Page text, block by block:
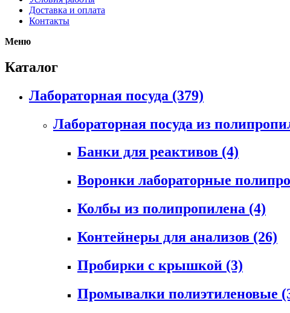
Доставка и оплата
Контакты
Меню
Каталог
Лабораторная посуда (379)
Лабораторная посуда из
Банки для реактивов (4)
Воронки лабораторные
Колбы из полипропилена (4)
Контейнеры для анализов (26)
Пробирки с крышкой (3)
Промывалки полиэтиленовые